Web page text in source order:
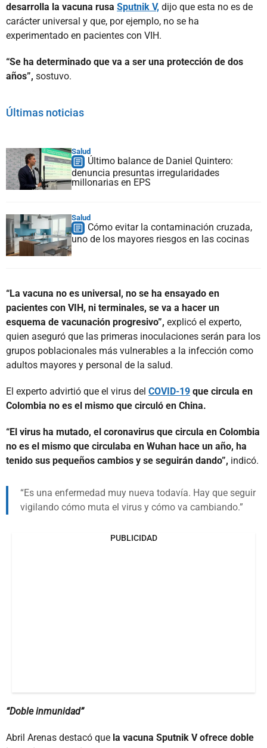
desarrolla la vacuna rusa Sputnik V, dijo que esta no es de
carácter universal y que, por ejemplo, no se ha
experimentado en pacientes con VIH.
“Se ha determinado que va a ser una protección de dos
años”, sostuvo.
Últimas noticias
Salud
Último balance de Daniel Quintero:
denuncia presuntas irregularidades
millonarias en EPS
Salud
Cómo evitar la contaminación cruzada,
uno de los mayores riesgos en las cocinas
“La vacuna no es universal, no se ha ensayado en
pacientes con VIH, ni terminales, se va a hacer un
esquema de vacunación progresivo”, explicó el experto,
quien aseguró que las primeras inoculaciones serán para los
grupos poblacionales más vulnerables a la infección como
adultos mayores y personal de la salud.
El experto advirtió que el virus del COVID-19 que circula en
Colombia no es el mismo que circuló en China.
“El virus ha mutado, el coronavirus que circula en Colombia
no es el mismo que circulaba en Wuhan hace un año, ha
tenido sus pequeños cambios y se seguirán dando”, indicó.
Es una enfermedad muy nueva todavía. Hay que seguir
vigilando cómo muta el virus y cómo va cambiando.
PUBLICIDAD
“Doble inmunidad”
Abril Arenas destacó que la vacuna Sputnik V ofrece doble